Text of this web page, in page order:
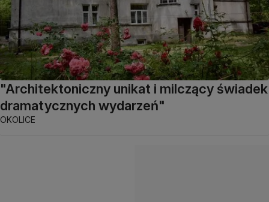
"Architektoniczny unikat i milczący świadek
dramatycznych wydarzeń"
OKOLICE